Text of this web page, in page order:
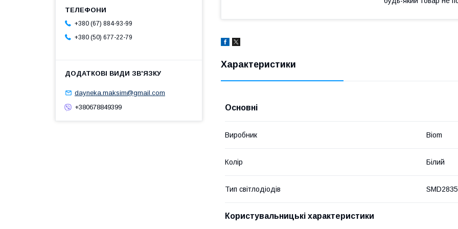
Характеристики
Основні
Виробник Biom
Колір Білий
Тип світлодіодів SMD2835
Користувальницькі характеристики
+380 (67) 884-93-99
+380 (50) 677-22-79
dayneka.maksim@gmail.com
+380678849399